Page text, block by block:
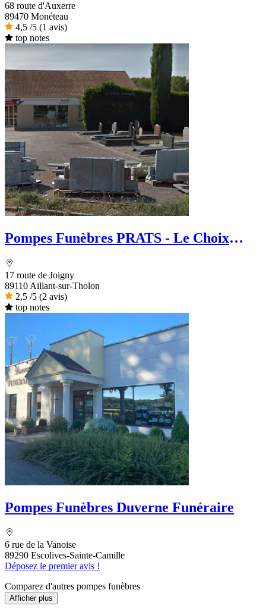
68 route d'Auxerre
89470 Monéteau
4,5 /5 (1 avis)
top notes
Pompes Funèbres PRATS - Le Choix
17 route de Joigny
89110 Aillant-sur-Tholon
2,5 /5 (2 avis)
top notes
Pompes Funèbres Duverne Funéraire
6 rue de la Vanoise
89290 Escolives-Sainte-Camille
Déposez le premier avis !
Comparez d'autres pompes funèbres
Afficher plus